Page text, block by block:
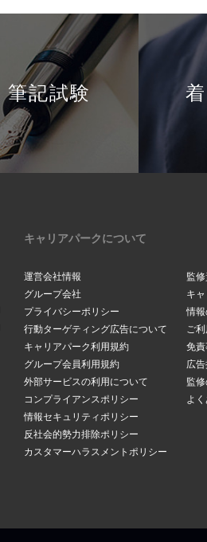
筆記試験
キャリアパークについて
運営会社情報
グループ会社
プライバシーポリシー
行動ターゲティング広告について
キャリアパーク利用規約
グループ会員利用規約
外部サービスの利用について
コンプライアンスポリシー
情報セキュリティポリシー
反社会的勢力排除ポリシー
カスタマーハラスメントポリシー
監
キ
情
ご
免
広
監
よ